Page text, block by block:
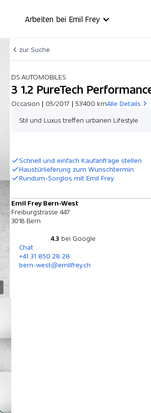
Arbeiten bei Emil Frey
zur Suche
DS AUTOMOBILES
3 1.2 PureTech
Occasion | 05/2017 | 53'400 kmAlle Details
Stil und Luxus treffen urbanen Lifestyle
Schnell und einfach Kaufanfrage stellen
Haustürlieferung zum Wunschtermin
Rundum-Sorglos mit Emil Frey
Emil Frey Bern-West
Freiburgstrasse 447
3018 Bern
4.3 bei Google
Chat
+41 31 850 28 28
bern-west@emilfrey.ch